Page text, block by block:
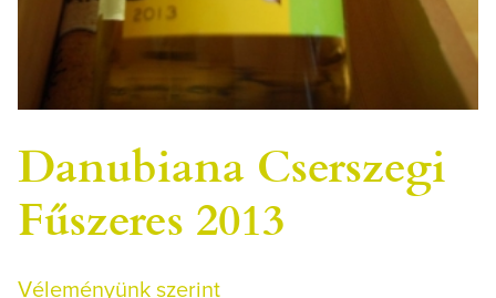
Danubiana Cserszegi
Fűszeres 2013
Véleményünk szerint